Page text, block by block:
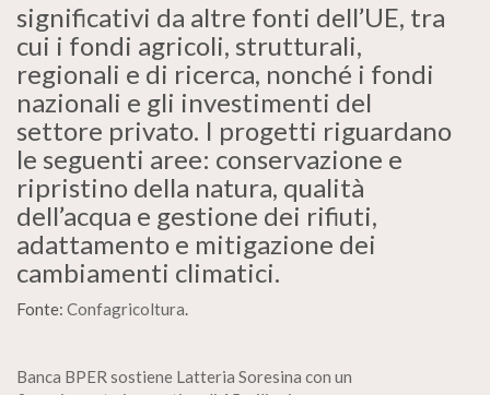
significativi da altre fonti dell’UE, tra
cui i fondi agricoli, strutturali,
regionali e di ricerca, nonché i fondi
nazionali e gli investimenti del
settore privato. I progetti riguardano
le seguenti aree: conservazione e
ripristino della natura, qualità
dell’acqua e gestione dei rifiuti,
adattamento e mitigazione dei
cambiamenti climatici.
Fonte: Confagricoltura.
Banca BPER sostiene Latteria Soresina con un